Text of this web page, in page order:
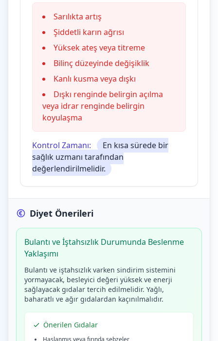
Sarılıkta artış
Şiddetli karın ağrısı
Yüksek ateş veya titreme
Bilinç düzeyinde değişiklik
Kanlı kusma veya dışkı
Dışkı renginde belirgin açılma
veya idrar renginde belirgin
koyulaşma
Kontrol Zamanı:
En kısa sürede bir
sağlık uzmanı tarafından
değerlendirilmelidir.
Diyet Önerileri
Bulantı ve İştahsızlık Durumunda Beslenme
Yaklaşımı
Bulantı ve iştahsızlık varken sindirim sistemini
yormayacak, besleyici değeri yüksek ve enerji
sağlayacak gıdalar tercih edilmelidir. Yağlı,
baharatlı ve ağır gıdalardan kaçınılmalıdır.
Önerilen Gıdalar
Haşlanmış veya fırında sebzeler